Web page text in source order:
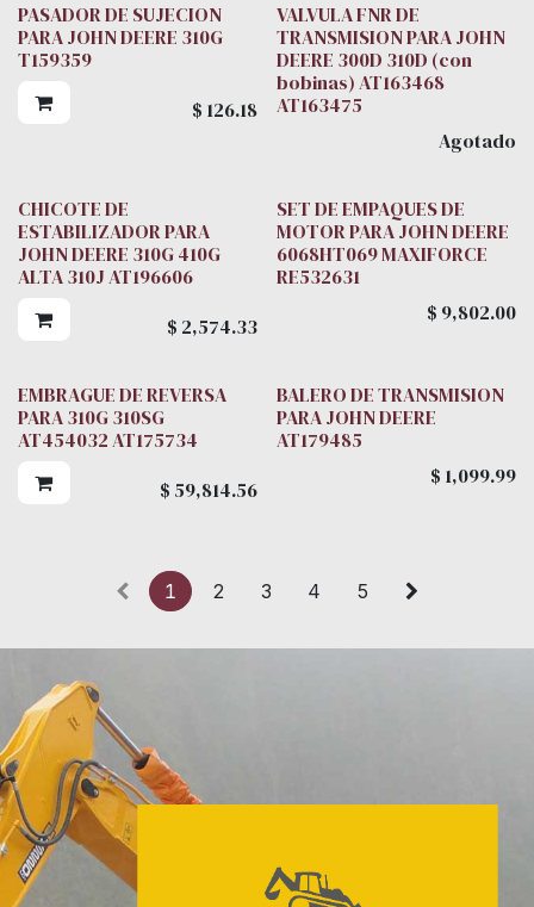
PASADOR DE SUJECION
PARA JOHN DEERE 310G
T159359
$ 126.18
VALVULA FNR DE
TRANSMISION PARA JOHN
DEERE 300D 310D (con
bobinas) AT163468
AT163475
Agotado
CHICOTE DE
ESTABILIZADOR PARA
JOHN DEERE 310G 410G
ALTA 310J AT196606
$ 2,574.33
SET DE EMPAQUES DE
MOTOR PARA JOHN DEERE
6068HT069 MAXIFORCE
RE532631
$ 9,802.00
EMBRAGUE DE REVERSA
PARA 310G 310SG
AT454032 AT175734
$ 59,814.56
BALERO DE TRANSMISION
PARA JOHN DEERE
AT179485
$ 1,099.99
1 2 3 4 5